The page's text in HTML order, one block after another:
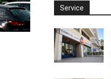
Service